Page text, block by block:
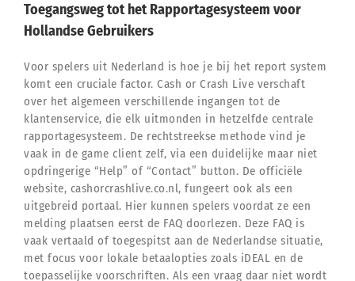
Toegangsweg tot het Rapportagesysteem voor
Hollandse Gebruikers
Voor spelers uit Nederland is hoe je bij het report system
komt een cruciale factor. Cash or Crash Live verschaft
over het algemeen verschillende ingangen tot de
klantenservice, die elk uitmonden in hetzelfde centrale
rapportagesysteem. De rechtstreekse methode vind je
vaak in de game client zelf, via een duidelijke maar niet
opdringerige “Help” of “Contact” button. De officiële
website, cashorcrashlive.co.nl, fungeert ook als een
uitgebreid portaal. Hier kunnen spelers voordat ze een
melding plaatsen eerst de FAQ doorlezen. Deze FAQ is
vaak vertaald of toegespitst aan de Nederlandse situatie,
met focus voor lokale betaalopties zoals iDEAL en de
toepasselijke voorschriften. Als een vraag daar niet wordt